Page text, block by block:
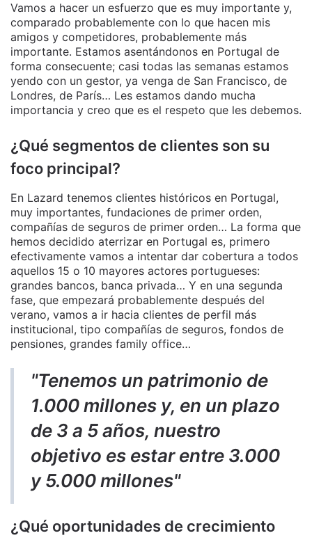
Vamos a hacer un esfuerzo que es muy importante y,
comparado probablemente con lo que hacen mis
amigos y competidores, probablemente más
importante. Estamos asentándonos en Portugal de
forma consecuente; casi todas las semanas estamos
yendo con un gestor, ya venga de San Francisco, de
Londres, de París… Les estamos dando mucha
importancia y creo que es el respeto que les debemos.
¿Qué segmentos de clientes son su
foco principal?
En Lazard tenemos clientes históricos en Portugal,
muy importantes, fundaciones de primer orden,
compañías de seguros de primer orden… La forma que
hemos decidido aterrizar en Portugal es, primero
efectivamente vamos a intentar dar cobertura a todos
aquellos 15 o 10 mayores actores portugueses:
grandes bancos, banca privada… Y en una segunda
fase, que empezará probablemente después del
verano, vamos a ir hacia clientes de perfil más
institucional, tipo compañías de seguros, fondos de
pensiones, grandes family office…
"Tenemos un patrimonio de
1.000 millones y, en un plazo
de 3 a 5 años, nuestro
objetivo es estar entre 3.000
y 5.000 millones"
¿Qué oportunidades de crecimiento